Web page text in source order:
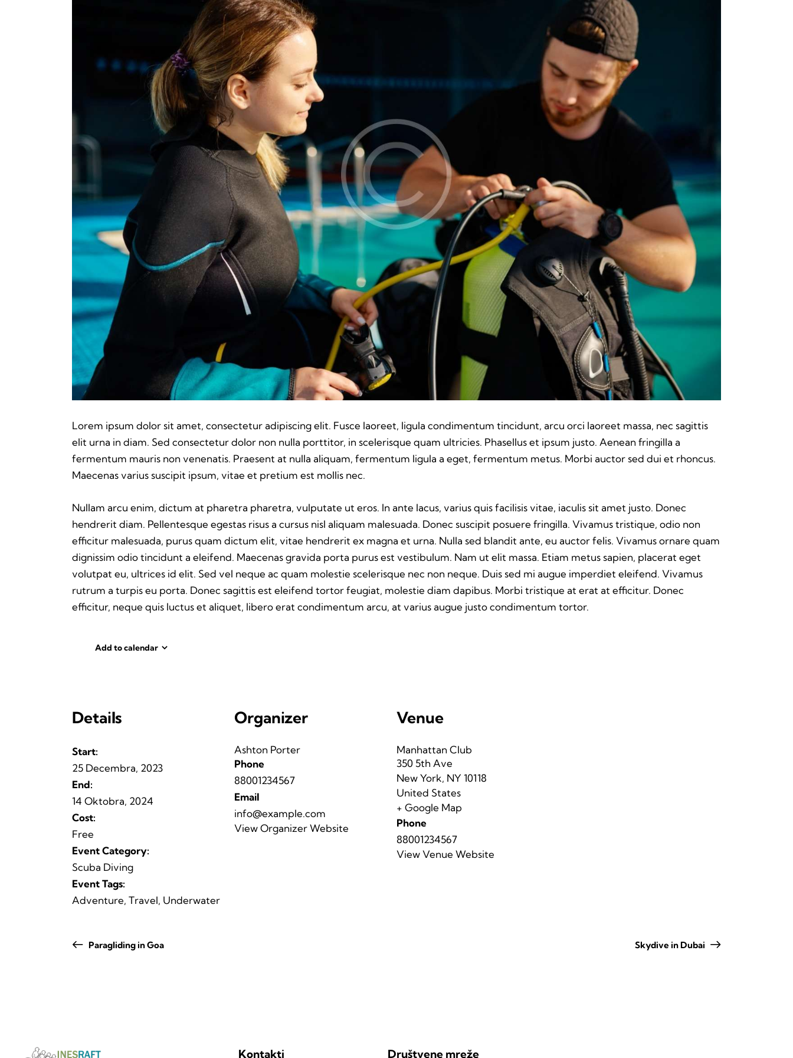
Lorem ipsum dolor sit amet, consectetur adipiscing elit. Fusce laoreet, ligula condimentum tincidunt, arcu orci laoreet massa, nec sagittis
elit urna in diam. Sed consectetur dolor non nulla porttitor, in scelerisque quam ultricies. Phasellus et ipsum justo. Aenean fringilla a
fermentum mauris non venenatis. Praesent at nulla aliquam, fermentum ligula a eget, fermentum metus. Morbi auctor sed dui et rhoncus.
Maecenas varius suscipit ipsum, vitae et pretium est mollis nec.
Nullam arcu enim, dictum at pharetra pharetra, vulputate ut eros. In ante lacus, varius quis facilisis vitae, iaculis sit amet justo. Donec
hendrerit diam. Pellentesque egestas risus a cursus nisl aliquam malesuada. Donec suscipit posuere fringilla. Vivamus tristique, odio non
efficitur malesuada, purus quam dictum elit, vitae hendrerit ex magna et urna. Nulla sed blandit ante, eu auctor felis. Vivamus ornare quam
dignissim odio tincidunt a eleifend. Maecenas gravida porta purus est vestibulum. Nam ut elit massa. Etiam metus sapien, placerat eget
volutpat eu, ultrices id elit. Sed vel neque ac quam molestie scelerisque nec non neque. Duis sed mi augue imperdiet eleifend. Vivamus
rutrum a turpis eu porta. Donec sagittis est eleifend tortor feugiat, molestie diam dapibus. Morbi tristique at erat at efficitur. Donec
efficitur, neque quis luctus et aliquet, libero erat condimentum arcu, at varius augue justo condimentum tortor.
Add to calendar
Details
Start:
25 Decembra, 2023
End:
14 Oktobra, 2024
Cost:
Free
Event Category:
Scuba Diving
Event Tags:
Adventure, Travel, Underwater
Organizer
Ashton Porter
Phone
88001234567
Email
info@example.com
View Organizer Website
Venue
Manhattan Club
350 5th Ave
New York, NY 10118
United States
+ Google Map
Phone
88001234567
View Venue Website
Paragliding in Goa Skydive in Dubai
Kontakti Društvene mreže